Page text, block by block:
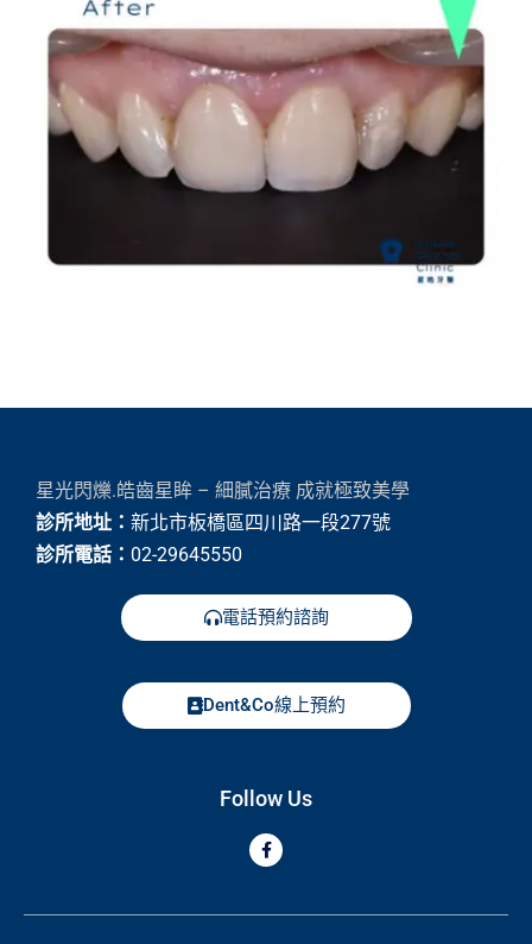
星光閃爍.皓齒星眸 – 細膩治療 成就極致美學
診所地址： 新北市板橋區四川路一段277號
診所電話： 02-29645550
電話預約諮詢
Dent&Co線上預約
Follow Us